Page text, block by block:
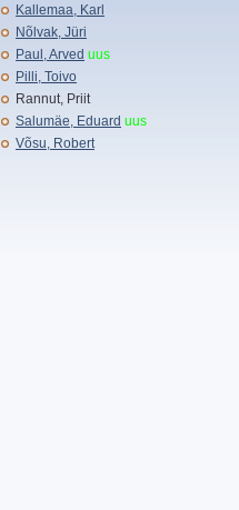
Kallemaa, Karl
Nõlvak, Jüri
Paul, Arved uus
Pilli, Toivo
Rannut, Priit
Salumäe, Eduard uus
Võsu, Robert